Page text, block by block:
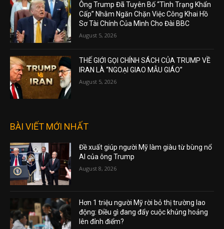
Ông Trump Đã Tuyên Bố “Tình Trạng Khẩn
Cấp” Nhằm Ngăn Chặn Việc Công Khai Hồ
Sơ Tài Chính Của Mình Cho Đài BBC
August 5, 2026
THẾ GIỚI GỌI CHÍNH SÁCH CỦA TRUMP VỀ
IRAN LÀ “NGOẠI GIAO MẪU GIÁO”
August 5, 2026
BÀI VIẾT MỚI NHẤT
Đề xuất giúp người Mỹ làm giàu từ bùng nổ
AI của ông Trump
August 8, 2026
Hơn 1 triệu người Mỹ rời bỏ thị trường lao
động: Điều gì đang đẩy cuộc khủng hoảng
lên đỉnh điểm?